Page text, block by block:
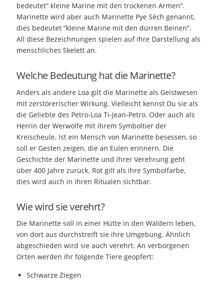
bedeutet“ kleine Marine mit den trockenen Armen“.
Marinette wird aber auch Marinette Pye Sèch genannt,
dies bedeutet “kleine Marine mit den dürren Beinen“.
All diese Bezeichnungen spielen auf ihre Darstellung als
menschliches Skelett an.
Welche Bedeutung hat die Marinette?
Anders als andere Loa gilt die Marinette als Geistwesen
mit zerstörerischer Wirkung. Vielleicht kennst Du sie als
die Geliebte des Petro-Loa Ti-Jean-Petro. Oder auch als
Herrin der Werwölfe mit ihrem Symboltier der
Kreischeule. Ist ein Mensch von Marinette besessen, so
soll er Gesten zeigen, die an Eulen erinnern. Die
Geschichte der Marinette und ihrer Verehrung geht
über 400 Jahre zurück. Rot gilt als ihre Symbolfarbe,
dies wird auch in ihren Ritualen sichtbar.
Wie wird sie verehrt?
Die Marinette soll in einer Hütte in den Wäldern leben,
von dort aus durchstreift sie ihre Umgebung. Ähnlich
abgeschieden wird sie auch verehrt. An verborgenen
Orten werden ihr folgende Tiere geopfert:
Schwarze Ziegen